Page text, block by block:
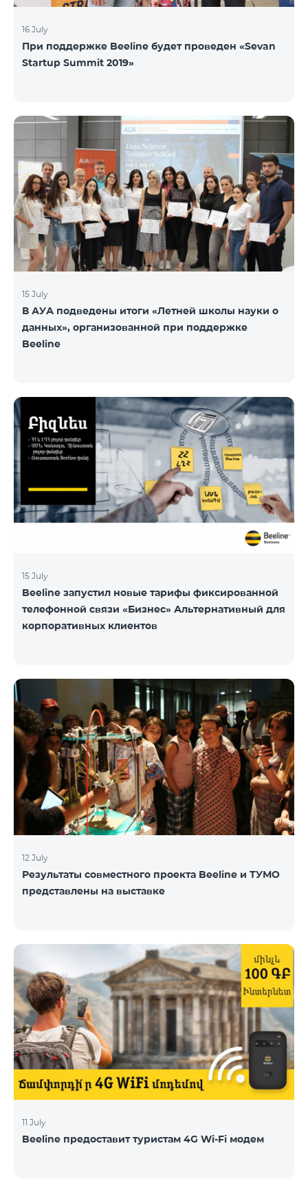
16 July
При поддержке Beeline будет проведен «Sevan
Startup Summit 2019»
15 July
В АУА подведены итоги «Летней школы науки о
данных», организованной при поддержке
Beeline
15 July
Beeline запустил новые тарифы фиксированной
телефонной связи «Бизнес» Альтернативный для
корпоративных клиентов
12 July
Результаты совместного проекта Beeline и ТУМО
представлены на выставке
11 July
Beeline предоставит туристам 4G Wi-Fi модем